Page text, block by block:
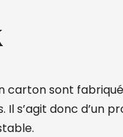
carton sont
s’agit donc d’un